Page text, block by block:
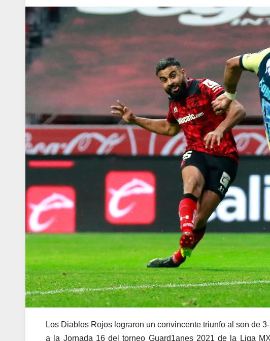
Los Diablos Rojos lograron un convincente triunfo al son de
a la Jornada 16 del torneo Guard1anes 2021 de la Liga